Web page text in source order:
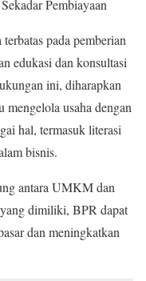
Pembiayaan
pada pemberian
edukasi dan konsultasi
ini, diharapkan
usaha dengan
hal, termasuk literasi
bisnis.
antara UMKM dan
dimiliki, BPR dapat
dan meningkatkan